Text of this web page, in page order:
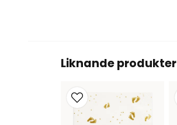
Liknande produkter